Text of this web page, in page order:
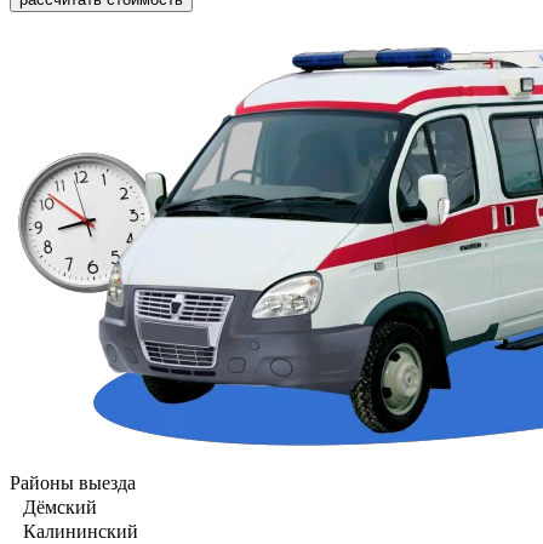
Районы выезда
Дёмский
Калининский